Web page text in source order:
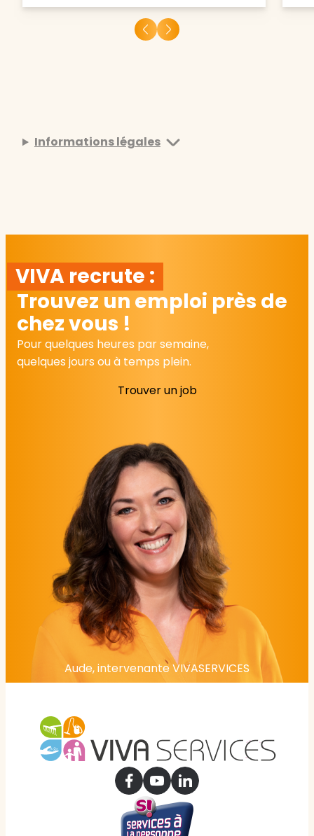
Informations légales
VIVA recrute :
Trouvez un emploi près de
chez vous !
Pour quelques heures par semaine,
quelques jours ou à temps plein.
Trouver un job
Aude, intervenante VIVASERVICES